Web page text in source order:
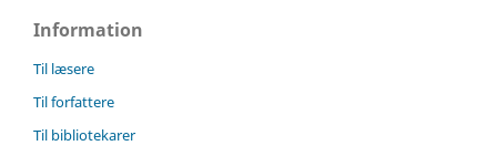
Information
Til læsere
Til forfattere
Til bibliotekarer